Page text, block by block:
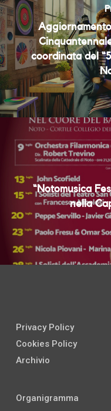
coordinata del
“Notomusica
nella
Privacy Policy
Cookies Policy
Archivio
Organigramma